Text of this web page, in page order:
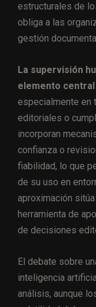
estructurales de
obliga a las
gestión
La supervisión
elemento
especialmente en
editoriales o
incorporan
confianza o
fiabilidad, lo que
de su uso en
aproximación
herramienta de
de decisiones
El debate sobre
inteligencia
análisis, aunque